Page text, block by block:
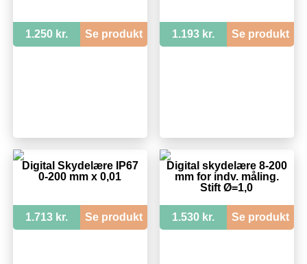
1.250 kr. Se produkt 1.193 kr. Se produkt
Digital Skydelære IP67
0-200 mm x 0,01
1.713 kr. Se produkt
Digital skydelære 8-200
mm for indv. måling.
Stift Ø=1,0
1.530 kr. Se produkt